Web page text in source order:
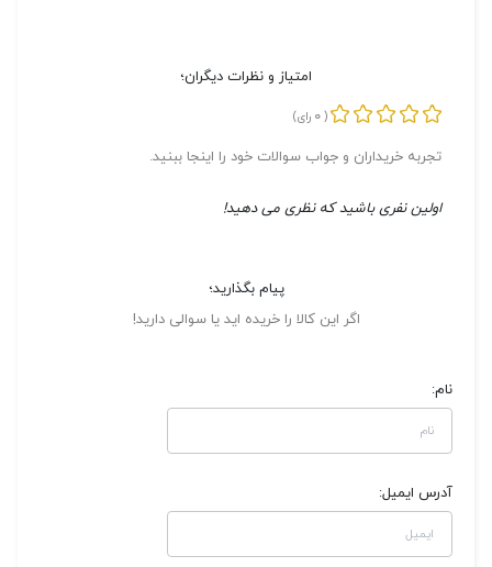
امتیاز و نظرات دیگران؛
(
0 رای)
تجربه خریداران و جواب سوالات خود را اینجا ببنید.
اولین نفری باشید که نظری می دهید!
پیام بگذارید؛
اگر این کالا را خریده اید یا سوالی دارید!
نام:
آدرس ایمیل: